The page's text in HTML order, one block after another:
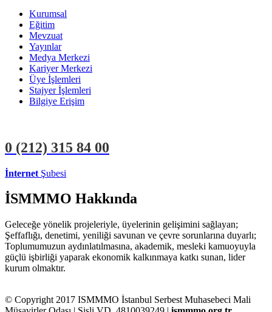
Kurumsal
Eğitim
Mevzuat
Yayınlar
Medya Merkezi
Kariyer Merkezi
Üye İşlemleri
Stajyer İşlemleri
Bilgiye Erişim
0 (212) 315 84 00
İnternet Şubesi
İSMMMO Hakkında
Geleceğe yönelik projeleriyle, üyelerinin gelişimini sağlayan;
Şeffaflığı, denetimi, yeniliği savunan ve çevre sorunlarına duyarlı;
Toplumumuzun aydınlatılmasına, akademik, mesleki kamuoyuyla
güçlü işbirliği yaparak ekonomik kalkınmaya katkı sunan, lider
kurum olmaktır.
© Copyright 2017 ISMMMO İstanbul Serbest Muhasebeci Mali